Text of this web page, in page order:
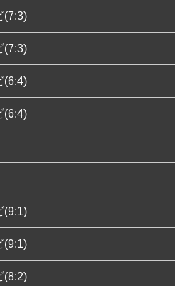
(7:3)
(7:3)
(6:4)
(6:4)
(9:1)
(9:1)
(8:2)